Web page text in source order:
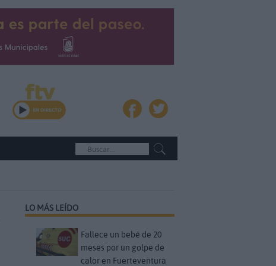
LO MÁS LEÍDO
Fallece un bebé de 20
meses por un golpe de
calor en Fuerteventura